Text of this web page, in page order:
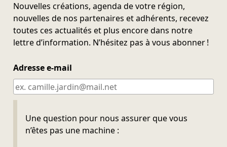
Nouvelles créations, agenda de votre région,
nouvelles de nos partenaires et adhérents, recevez
toutes ces actualités et plus encore dans notre
lettre d’information. N’hésitez pas à vous abonner !
Adresse e-mail
Une question pour nous assurer que vous
n’êtes pas une machine :
Ne pas remplir